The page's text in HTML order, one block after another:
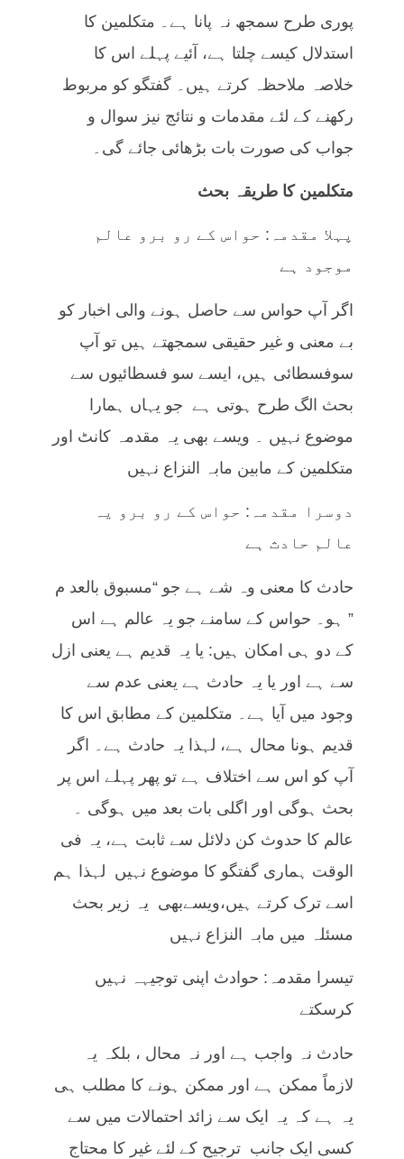
پوری طرح سمجھ نہ پانا ہے۔ متکلمین کا
استدلال کیسے چلتا ہے، آئیے پہلے اس کا
خلاصہ ملاحظہ کرتے ہیں۔ گفتگو کو مربوط
رکھنے کے لئے مقدمات و نتائج نیز سوال و
جواب کی صورت بات بڑھائی جائے گی۔
متکلمین کا طریقہ بحث
پہلا مقدمہ: حواس کے رو برو عالم
موجود ہے
اگر آپ حواس سے حاصل ہونے والی اخبار کو
بے معنی و غیر حقیقی سمجھتے ہیں تو آپ
سوفسطائی ہیں، ایسے سو فسطائیوں سے
بحث الگ طرح ہوتی ہے جو یہاں ہمارا
موضوع نہیں ۔ ویسے بھی یہ مقدمہ کانٹ اور
متکلمین کے مابین مابہ النزاع نہیں
دوسرا مقدمہ: حواس کے رو برو یہ
عالم حادث ہے
حادث کا معنی وہ شے ہے جو “مسبوق بالعد م
” ہو۔ حواس کے سامنے جو یہ عالم ہے اس
کے دو ہی امکان ہیں: یا یہ قدیم ہے یعنی ازل
سے ہے اور یا یہ حادث ہے یعنی عدم سے
وجود میں آیا ہے۔ متکلمین کے مطابق اس کا
قدیم ہونا محال ہے، لہذا یہ حادث ہے۔ اگر
آپ کو اس سے اختلاف ہے تو پھر پہلے اس پر
بحث ہوگی اور اگلی بات بعد میں ہوگی ۔
عالم کا حدوث کن دلائل سے ثابت ہے، یہ فی
الوقت ہماری گفتگو کا موضوع نہیں لہذا ہم
اسے ترک کرتے ہیں،ویسےبھی یہ زیر بحث
مسئلہ میں مابہ النزاع نہیں
تیسرا مقدمہ: حوادث اپنی توجیہہ نہیں
کرسکتے
حادث نہ واجب ہے اور نہ محال ، بلکہ یہ
لازماً ممکن ہے اور ممکن ہونے کا مطلب ہی
یہ ہے کہ یہ ایک سے زائد احتمالات میں سے
کسی ایک جانب ترجیح کے لئے غیر کا محتاج